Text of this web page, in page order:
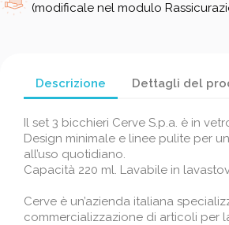
(modificale nel modulo
Descrizione Dettagli del
Il set 3 bicchieri Cerve S.p.a. è in
Design minimale e linee pulite per
all’uso quotidiano.
Capacità 220 ml. Lavabile in
Cerve è un’azienda italiana
commercializzazione di articoli per